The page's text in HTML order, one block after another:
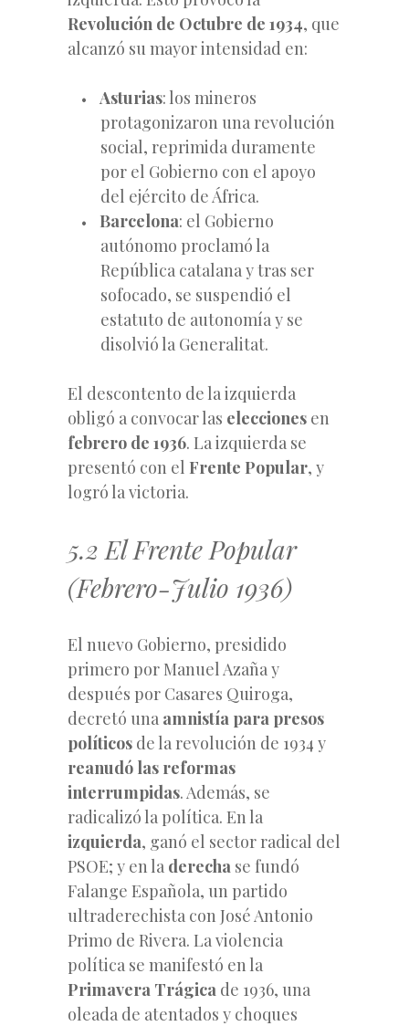
Revolución de Octubre de 1934, que
alcanzó su mayor intensidad en:
Asturias: los mineros
protagonizaron una revolución
social, reprimida duramente
por el Gobierno con el apoyo
del ejército de África.
Barcelona: el Gobierno
autónomo proclamó la
República catalana y tras ser
sofocado, se suspendió el
estatuto de autonomía y se
disolvió la Generalitat.
El descontento de la izquierda
obligó a convocar las elecciones en
febrero de 1936. La izquierda se
presentó con el Frente Popular, y
logró la victoria.
5.2 El Frente Popular
(Febrero-Julio 1936)
El nuevo Gobierno, presidido
primero por Manuel Azaña y
después por Casares Quiroga,
decretó una amnistía para presos
políticos de la revolución de 1934 y
reanudó las reformas
interrumpidas. Además, se
radicalizó la política. En la
izquierda, ganó el sector radical del
PSOE; y en la derecha se fundó
Falange Española, un partido
ultraderechista con José Antonio
Primo de Rivera. La violencia
política se manifestó en la
Primavera Trágica de 1936, una
oleada de atentados y choques